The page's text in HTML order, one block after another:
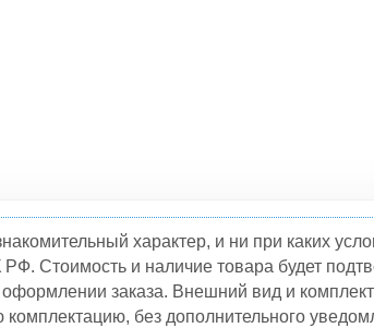
характер, и ни при каких
Стоимость и наличие товара будет
заказа. Внешний вид и
комплектацию, без дополнительного